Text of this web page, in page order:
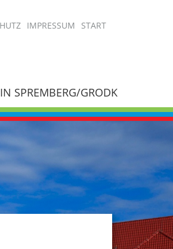
IMPRESSUM START
SPREMBERG/GRODK